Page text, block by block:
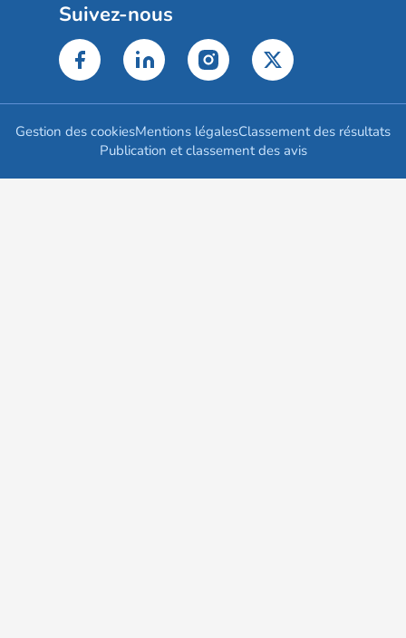
Suivez-nous
Gestion des cookiesMentions légalesClassement des résultats
Publication et classement des avis